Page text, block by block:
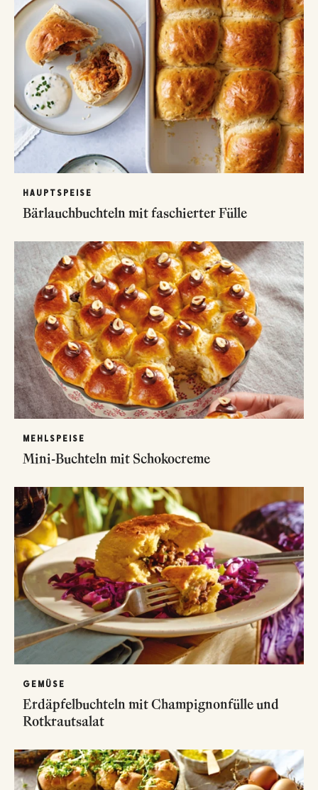
HAUPTSPEISE
Bärlauchbuchteln mit faschierter Fülle
MEHLSPEISE
Mini-Buchteln mit Schokocreme
GEMÜSE
Erdäpfelbuchteln mit Champignonfülle und
Rotkrautsalat